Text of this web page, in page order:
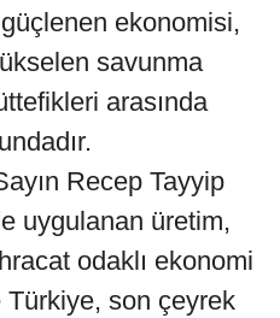
ekonomisi,
savunma
arasında
Recep Tayyip
uygulanan üretim,
odaklı ekonomi
Türkiye, son çeyrek